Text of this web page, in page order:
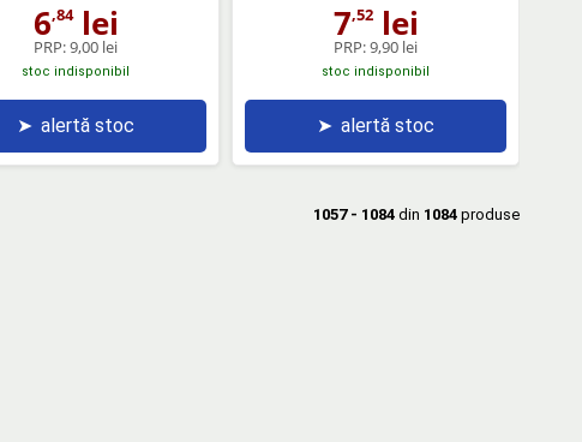
6,84lei
PRP:9,00 lei
stoc indisponibil
➤ alertă stoc
7,52lei
PRP:9,90 lei
stoc indisponibil
➤ alertă stoc
1057 - 1084 din 1084 produse